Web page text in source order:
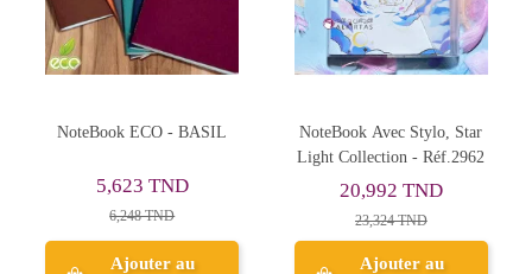
NoteBook Avec Stylo, Star
20,992 TND
23,324 TND
Ajouter au
Coffret NoteBook Hello
Kitty avec Stylo
33,300 TND